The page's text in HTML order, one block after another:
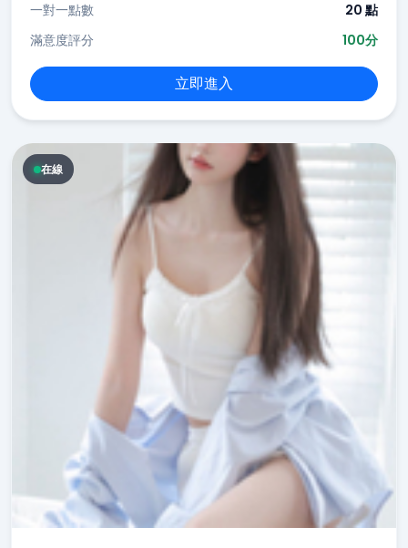
一對一點數
20 點
滿意度評分
100分
立即進入
在線